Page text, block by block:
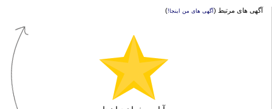
آگهی های مرتبط (آگهی های من اینجا!)